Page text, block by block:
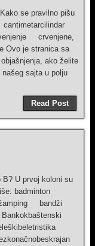
se pravilno pišu
crvenjene,
je stranica sa
ako želite
sajta u polju
Read Post
B? U prvoj koloni su
badminton
bandži